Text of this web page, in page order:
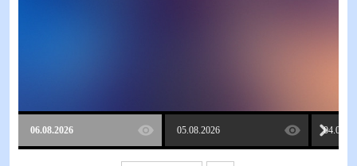
06.08.2026 05.08.2026